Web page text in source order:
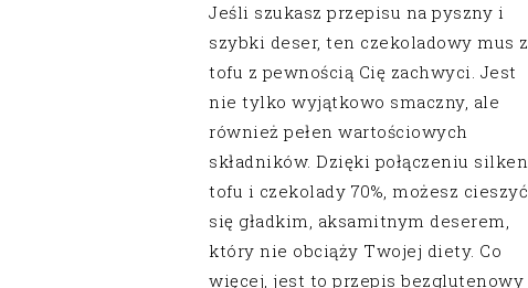
Jeśli szukasz przepisu na pyszny i
szybki deser, ten czekoladowy mus z
tofu z pewnością Cię zachwyci. Jest
nie tylko wyjątkowo smaczny, ale
również pełen wartościowych
składników. Dzięki połączeniu silken
tofu i czekolady 70%, możesz cieszyć
się gładkim, aksamitnym deserem,
który nie obciąży Twojej diety. Co
więcej, jest to przepis bezglutenowy